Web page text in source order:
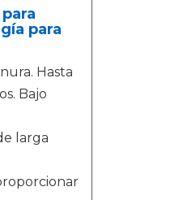
para
Hasta
Bajo
larga